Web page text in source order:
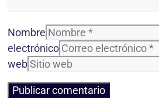
Nombre
electrónico
web